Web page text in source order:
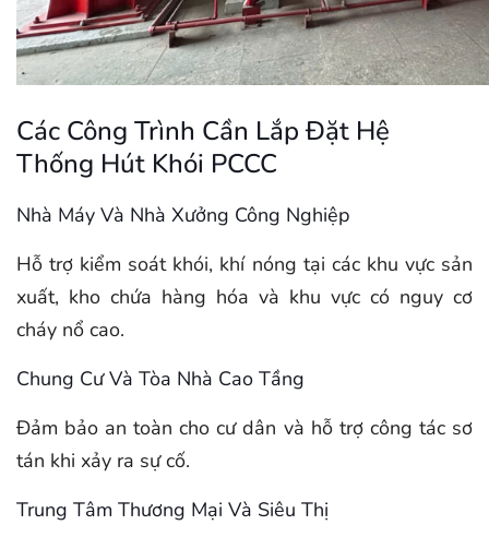
Các Công Trình Cần Lắp Đặt Hệ
Thống Hút Khói PCCC
Nhà Máy Và Nhà Xưởng Công Nghiệp
Hỗ trợ kiểm soát khói, khí nóng tại các khu vực sản
xuất, kho chứa hàng hóa và khu vực có nguy cơ
cháy nổ cao.
Chung Cư Và Tòa Nhà Cao Tầng
Đảm bảo an toàn cho cư dân và hỗ trợ công tác sơ
tán khi xảy ra sự cố.
Trung Tâm Thương Mại Và Siêu Thị